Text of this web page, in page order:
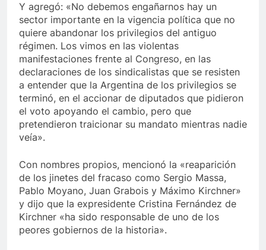
Y agregó: «No debemos engañarnos hay un
sector importante en la vigencia política que no
quiere abandonar los privilegios del antiguo
régimen. Los vimos en las violentas
manifestaciones frente al Congreso, en las
declaraciones de los sindicalistas que se resisten
a entender que la Argentina de los privilegios se
terminó, en el accionar de diputados que pidieron
el voto apoyando el cambio, pero que
pretendieron traicionar su mandato mientras nadie
veía».
Con nombres propios, mencionó la «reaparición
de los jinetes del fracaso como Sergio Massa,
Pablo Moyano, Juan Grabois y Máximo Kirchner»
y dijo que la expresidente Cristina Fernández de
Kirchner «ha sido responsable de uno de los
peores gobiernos de la historia».